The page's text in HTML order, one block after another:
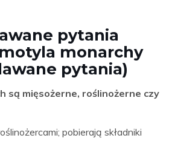
pytania
monarchy
pytania)
są mięsożerne, roślinożerne czy
pobierają składniki